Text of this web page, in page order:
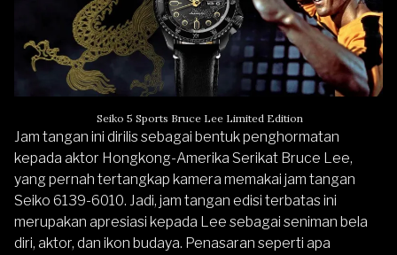
Seiko 5 Sports Bruce Lee Limited Edition
Jam tangan ini dirilis sebagai bentuk penghormatan
kepada aktor Hongkong-Amerika Serikat Bruce Lee,
yang pernah tertangkap kamera memakai jam tangan
Seiko 6139-6010. Jadi, jam tangan edisi terbatas ini
merupakan apresiasi kepada Lee sebagai seniman bela
diri, aktor, dan ikon budaya. Penasaran seperti apa